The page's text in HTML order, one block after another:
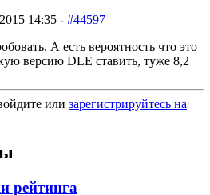
14:35 - #44597
А есть вероятность что это
версию DLE ставить, туже 8,2
или зарегистрируйтесь на
рейтинга